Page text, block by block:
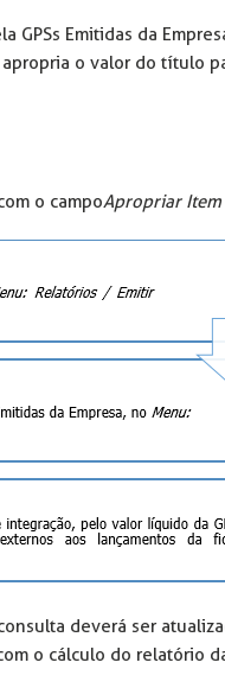
GPSs Emitidas da
o valor do título
o campoApropriar Item
deverá ser
o cálculo do relatório da